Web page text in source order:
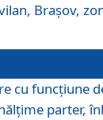
Braşov,
cu
parter,